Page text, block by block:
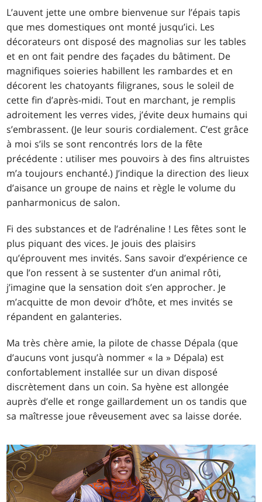
L’auvent jette une ombre bienvenue sur l’épais tapis
que mes domestiques ont monté jusqu’ici. Les
décorateurs ont disposé des magnolias sur les tables
et en ont fait pendre des façades du bâtiment. De
magnifiques soieries habillent les rambardes et en
décorent les chatoyants filigranes, sous le soleil de
cette fin d’après-midi. Tout en marchant, je remplis
adroitement les verres vides, j’évite deux humains qui
s’embrassent. (Je leur souris cordialement. C’est grâce
à moi s’ils se sont rencontrés lors de la fête
précédente : utiliser mes pouvoirs à des fins altruistes
m’a toujours enchanté.) J’indique la direction des lieux
d’aisance un groupe de nains et règle le volume du
panharmonicus de salon.
Fi des substances et de l’adrénaline ! Les fêtes sont le
plus piquant des vices. Je jouis des plaisirs
qu’éprouvent mes invités. Sans savoir d’expérience ce
que l’on ressent à se sustenter d’un animal rôti,
j’imagine que la sensation doit s’en approcher. Je
m’acquitte de mon devoir d’hôte, et mes invités se
répandent en galanteries.
Ma très chère amie, la pilote de chasse Dépala (que
d’aucuns vont jusqu’à nommer « la » Dépala) est
confortablement installée sur un divan disposé
discrètement dans un coin. Sa hyène est allongée
auprès d’elle et ronge gaillardement un os tandis que
sa maîtresse joue rêveusement avec sa laisse dorée.